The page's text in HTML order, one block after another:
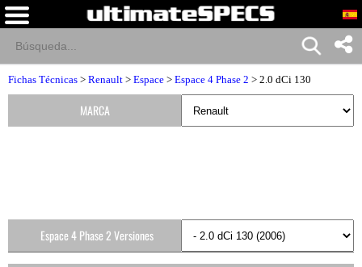
Fichas Técnicas > Renault > Espace > Espace 4 Phase 2 > 2.0 dCi 130
MARCA
Espace 4 Phase 2 Versiones